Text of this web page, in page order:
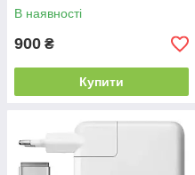
В наявності
900 ₴
Купити